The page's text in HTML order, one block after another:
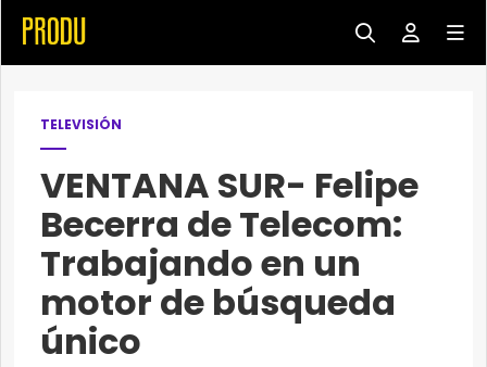
TELEVISIÓN
VENTANA SUR- Felipe
Becerra de Telecom:
Trabajando en un
motor de búsqueda
único